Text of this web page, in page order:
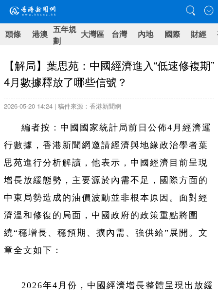
頭條 港澳 五年規
劃
大灣區 台灣 內地 國際 財經
【解局】葉思苑：中國經濟進入“低速修複期”
4月數據釋放了哪些信號？
2026-05-20 14:24 | 稿件來源：香港新聞網
編者按：中國國家統計局前日公佈4月經濟運
行數據，香港新聞網邀請經濟與地緣政治學者葉
思苑進行分析解讀，他表示，中國經濟目前呈現
增長放緩態勢，主要源於內需不足，國際方面的
中東局勢造成的油價波動並非根本原因。面對經
濟溫和修復的局面，中國政府的政策重點將圍
繞“穩增長、穩預期、擴內需、強供給”展開。文
章全文如下：
2026年4月份，中國經濟增長整體呈現出放緩